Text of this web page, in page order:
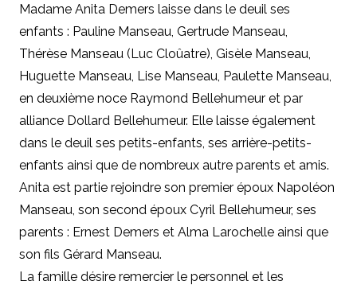
Madame Anita Demers laisse dans le deuil ses
enfants : Pauline Manseau, Gertrude Manseau,
Thérèse Manseau (Luc Cloûatre), Gisèle Manseau,
Huguette Manseau, Lise Manseau, Paulette Manseau,
en deuxième noce Raymond Bellehumeur et par
alliance Dollard Bellehumeur. Elle laisse également
dans le deuil ses petits-enfants, ses arrière-petits-
enfants ainsi que de nombreux autre parents et amis.
Anita est partie rejoindre son premier époux Napoléon
Manseau, son second époux Cyril Bellehumeur, ses
parents : Ernest Demers et Alma Larochelle ainsi que
son fils Gérard Manseau.
La famille désire remercier le personnel et les